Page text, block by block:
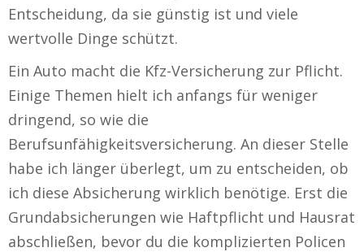
Entscheidung, da sie günstig ist und viele
wertvolle Dinge schützt.
Ein Auto macht die Kfz-Versicherung zur Pflicht.
Einige Themen hielt ich anfangs für weniger
dringend, so wie die
Berufsunfähigkeitsversicherung. An dieser Stelle
habe ich länger überlegt, um zu entscheiden, ob
ich diese Absicherung wirklich benötige. Erst die
Grundabsicherungen wie Haftpflicht und Hausrat
abschließen, bevor du die komplizierten Policen